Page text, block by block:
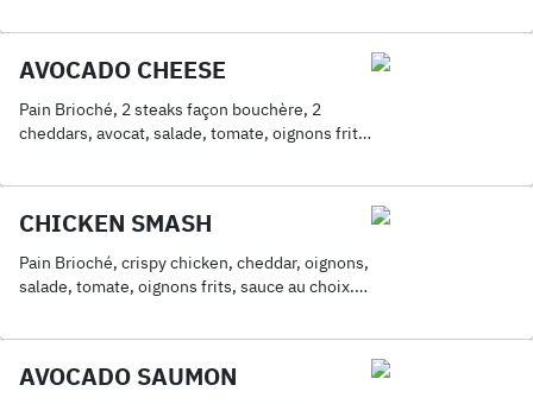
AVOCADO CHEESE
Pain Brioché, 2 steaks façon bouchère, 2
cheddars, avocat, salade, tomate, oignons frits,
CHICKEN SMASH
Pain Brioché, crispy chicken, cheddar, oignons,
salade, tomate, oignons frits, sauce au choix.
AVOCADO SAUMON